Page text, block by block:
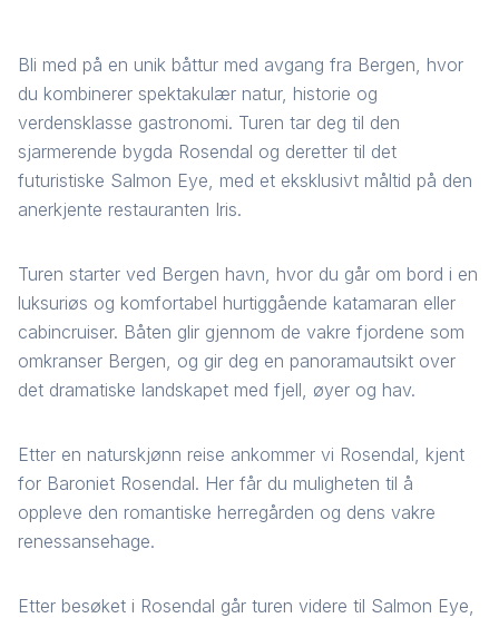
Bli med på en unik båttur med avgang fra Bergen, hvor
du kombinerer spektakulær natur, historie og
verdensklasse gastronomi. Turen tar deg til den
sjarmerende bygda Rosendal og deretter til det
futuristiske Salmon Eye, med et eksklusivt måltid på den
anerkjente restauranten Iris.
Turen starter ved Bergen havn, hvor du går om bord i en
luksuriøs og komfortabel hurtiggående katamaran eller
cabincruiser. Båten glir gjennom de vakre fjordene som
omkranser Bergen, og gir deg en panoramautsikt over
det dramatiske landskapet med fjell, øyer og hav.
Etter en naturskjønn reise ankommer vi Rosendal, kjent
for Baroniet Rosendal. Her får du muligheten til å
oppleve den romantiske herregården og dens vakre
renessansehage.
Etter besøket i Rosendal går turen videre til Salmon Eye,